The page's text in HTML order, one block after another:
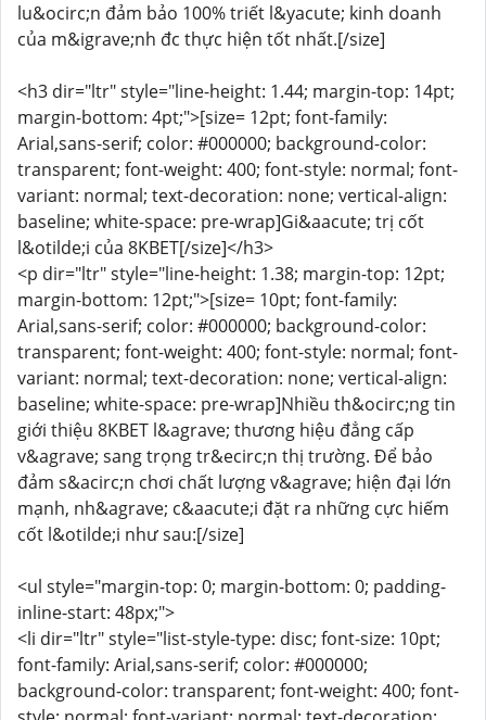
lu&ocirc;n đảm bảo 100% triết l&yacute; kinh doanh
của m&igrave;nh đc thực hiện tốt nhất.[/size]
<h3 dir="ltr" style="line-height: 1.44; margin-top: 14pt;
margin-bottom: 4pt;">[size= 12pt; font-family:
Arial,sans-serif; color: #000000; background-color:
transparent; font-weight: 400; font-style: normal; font-
variant: normal; text-decoration: none; vertical-align:
baseline; white-space: pre-wrap]Gi&aacute; trị cốt
l&otilde;i của 8KBET[/size]</h3>
<p dir="ltr" style="line-height: 1.38; margin-top: 12pt;
margin-bottom: 12pt;">[size= 10pt; font-family:
Arial,sans-serif; color: #000000; background-color:
transparent; font-weight: 400; font-style: normal; font-
variant: normal; text-decoration: none; vertical-align:
baseline; white-space: pre-wrap]Nhiều th&ocirc;ng tin
giới thiệu 8KBET l&agrave; thương hiệu đẳng cấp
v&agrave; sang trọng tr&ecirc;n thị trường. Để bảo
đảm s&acirc;n chơi chất lượng v&agrave; hiện đại lớn
mạnh, nh&agrave; c&aacute;i đặt ra những cực hiếm
cốt l&otilde;i như sau:[/size]
<ul style="margin-top: 0; margin-bottom: 0; padding-
inline-start: 48px;">
<li dir="ltr" style="list-style-type: disc; font-size: 10pt;
font-family: Arial,sans-serif; color: #000000;
background-color: transparent; font-weight: 400; font-